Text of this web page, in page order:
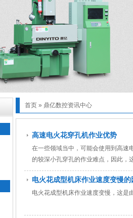
首页 » 鼎亿数控资讯中心
高速电火花穿孔机作业优势
在一些领域当中，可能会使用到高速
的较深小孔穿孔的作业难点，因此，
呢？
电火花成型机床作业速度变慢的
电火花成型机床作业速度变慢，这是